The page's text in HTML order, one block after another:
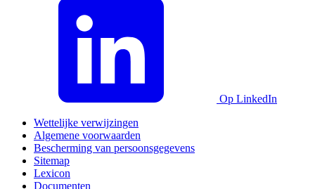
Op LinkedIn
Wettelijke verwijzingen
Algemene voorwaarden
Bescherming van persoonsgegevens
Sitemap
Lexicon
Documenten